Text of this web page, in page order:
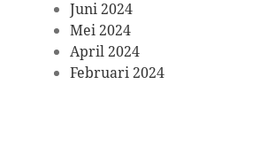
Juni 2024
Mei 2024
April 2024
Februari 2024